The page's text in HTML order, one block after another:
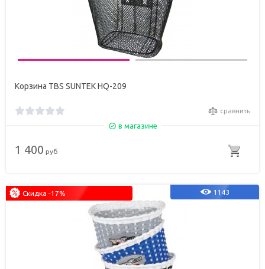
Корзина TBS SUNTEK HQ-209
сравнить
в магазине
1 400 руб
1143
Скидка -17%